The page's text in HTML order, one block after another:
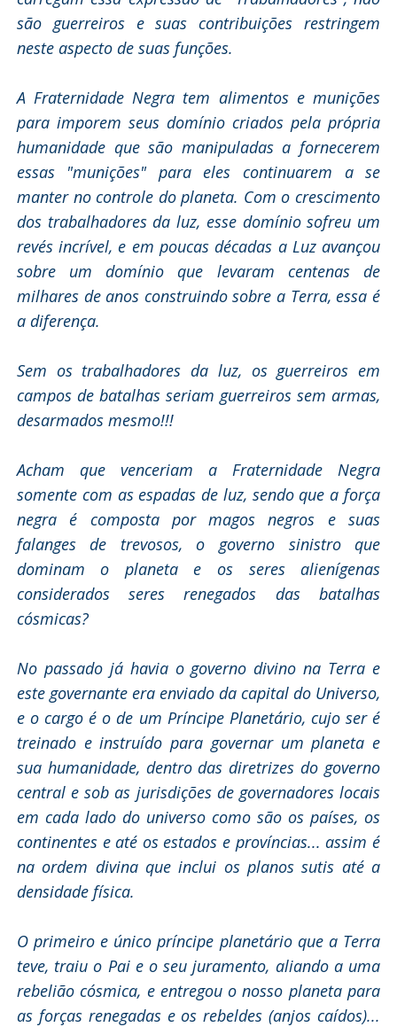
são guerreiros e suas contribuições restringem
neste aspecto de suas funções.
A Fraternidade Negra tem alimentos e munições
para imporem seus domínio criados pela própria
humanidade que são manipuladas a fornecerem
essas "munições" para eles continuarem a se
manter no controle do planeta. Com o crescimento
dos trabalhadores da luz, esse domínio sofreu um
revés incrível, e em poucas décadas a Luz avançou
sobre um domínio que levaram centenas de
milhares de anos construindo sobre a Terra, essa é
a diferença.
Sem os trabalhadores da luz, os guerreiros em
campos de batalhas seriam guerreiros sem armas,
desarmados mesmo!!!
Acham que venceriam a Fraternidade Negra
somente com as espadas de luz, sendo que a força
negra é composta por magos negros e suas
falanges de trevosos, o governo sinistro que
dominam o planeta e os seres alienígenas
considerados seres renegados das batalhas
cósmicas?
No passado já havia o governo divino na Terra e
este governante era enviado da capital do Universo,
e o cargo é o de um Príncipe Planetário, cujo ser é
treinado e instruído para governar um planeta e
sua humanidade, dentro das diretrizes do governo
central e sob as jurisdições de governadores locais
em cada lado do universo como são os países, os
continentes e até os estados e províncias... assim é
na ordem divina que inclui os planos sutis até a
densidade física.
O primeiro e único príncipe planetário que a Terra
teve, traiu o Pai e o seu juramento, aliando a uma
rebelião cósmica, e entregou o nosso planeta para
as forças renegadas e os rebeldes (anjos caídos)...